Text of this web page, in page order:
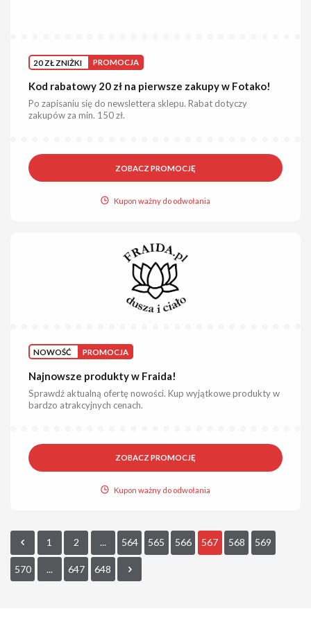
20 ZŁ ZNIŻKI PROMOCJA
Kod rabatowy 20 zł na pierwsze zakupy w Fotako!
Po zapisaniu się do newslettera sklepu. Rabat dotyczy
zakupów za min. 150 zł.
ZOBACZ PROMOCJĘ
Kupon ważny do odwołania
NOWOŚĆ PROMOCJA
Najnowsze produkty w Fraida!
Sprawdź aktualną ofertę nowości. Kup wyjątkowe produkty w
bardzo atrakcyjnych cenach.
ZOBACZ PROMOCJĘ
Kupon ważny do odwołania
1 2 ... 564 565 566 567 568 569
570 ... 647 648